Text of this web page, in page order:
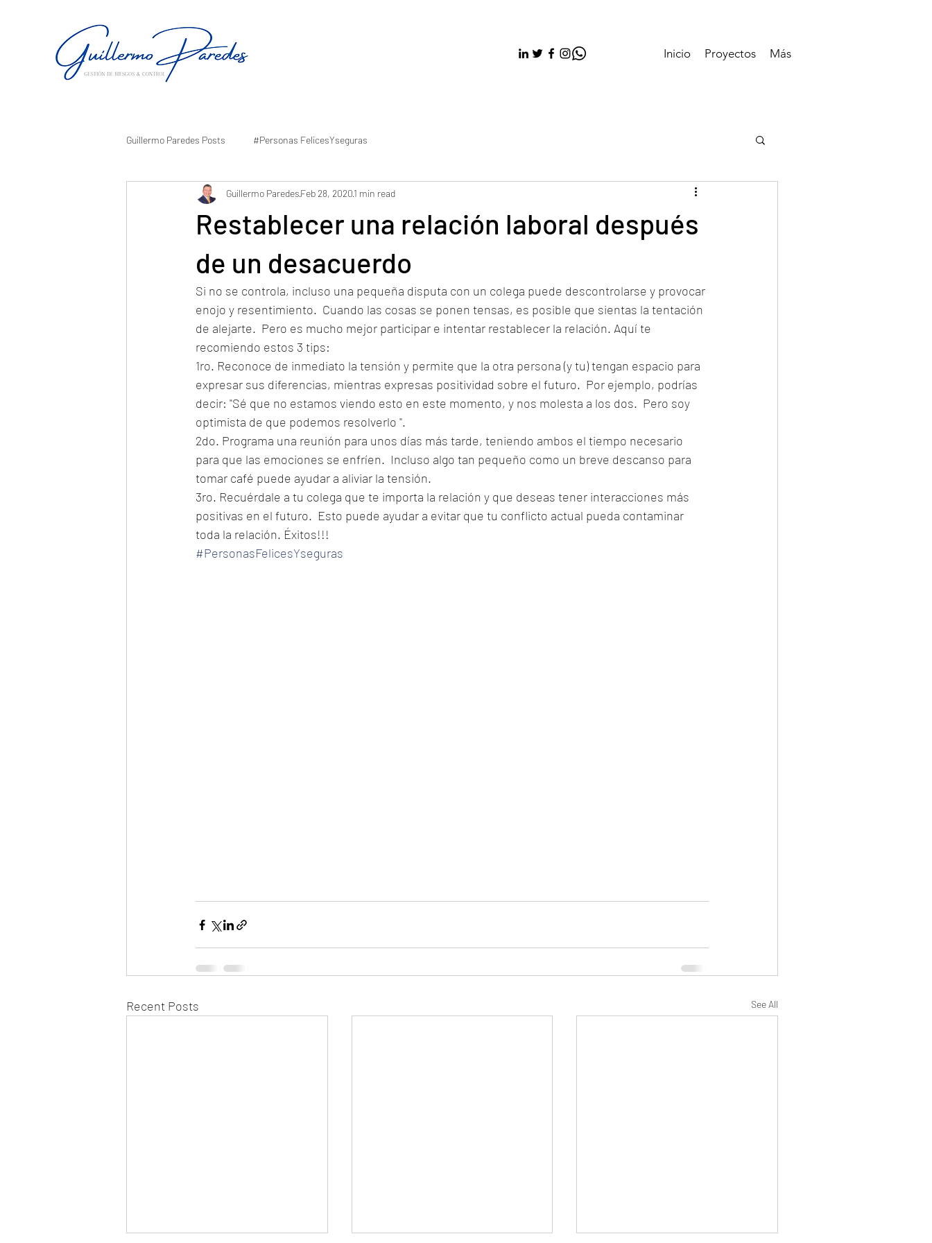
Inicio Proyectos Más
Guillermo Paredes Posts #Personas FelicesYseguras
Restablecer una relación laboral después
de un desacuerdo
Guillermo ParedesFeb 28, 20201 min read
Si no se controla, incluso una pequeña disputa con un colega puede descontrolarse y provocar
enojo y resentimiento.  Cuando las cosas se ponen tensas, es posible que sientas la tentación
de alejarte.  Pero es mucho mejor participar e intentar restablecer la relación. Aquí te
recomiendo estos 3 tips:
1ro. Reconoce de inmediato la tensión y permite que la otra persona (y tu) tengan espacio para
expresar sus diferencias, mientras expresas positividad sobre el futuro.  Por ejemplo, podrías
decir: "Sé que no estamos viendo esto en este momento, y nos molesta a los dos.  Pero soy
optimista de que podemos resolverlo ".
2do. Programa una reunión para unos días más tarde, teniendo ambos el tiempo necesario
para que las emociones se enfríen.  Incluso algo tan pequeño como un breve descanso para
tomar café puede ayudar a aliviar la tensión.
3ro. Recuérdale a tu colega que te importa la relación y que deseas tener interacciones más
positivas en el futuro.  Esto puede ayudar a evitar que tu conflicto actual pueda contaminar
toda la relación. Éxitos!!!
#PersonasFelicesYseguras
Recent Posts See All